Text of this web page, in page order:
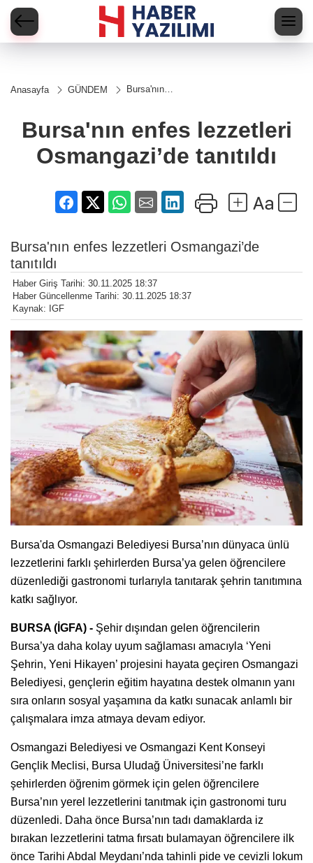
Anasayfa GÜNDEM
Bursa'nın
Osmangazi’de
tanıtıldı
Bursa'nın enfes lezzetleri
Osmangazi’de tanıtıldı
Bursa'nın enfes lezzetleri Osmangazi’de
tanıtıldı
Haber Giriş Tarihi: 30.11.2025 18:37
Haber Güncellenme Tarihi: 30.11.2025 18:37
Kaynak: IGF
Bursa'da Osmangazi Belediyesi Bursa’nın dünyaca ünlü
lezzetlerini farklı şehirlerden Bursa’ya gelen öğrencilere
düzenlediği gastronomi turlarıyla tanıtarak şehrin tanıtımına
katkı sağlıyor.
BURSA (İGFA) - Şehir dışından gelen öğrencilerin
Bursa’ya daha kolay uyum sağlaması amacıyla ‘Yeni
Şehrin, Yeni Hikayen’ projesini hayata geçiren Osmangazi
Belediyesi, gençlerin eğitim hayatına destek olmanın yanı
sıra onların sosyal yaşamına da katkı sunacak anlamlı bir
çalışmalara imza atmaya devam ediyor.
Osmangazi Belediyesi ve Osmangazi Kent Konseyi
Gençlik Meclisi, Bursa Uludağ Üniversitesi’ne farklı
şehirlerden öğrenim görmek için gelen öğrencilere
Bursa’nın yerel lezzetlerini tanıtmak için gastronomi turu
düzenledi. Daha önce Bursa’nın tadı damaklarda iz
bırakan lezzetlerini tatma fırsatı bulamayan öğrencilere ilk
önce Tarihi Abdal Meydanı’nda tahinli pide ve cevizli lokum